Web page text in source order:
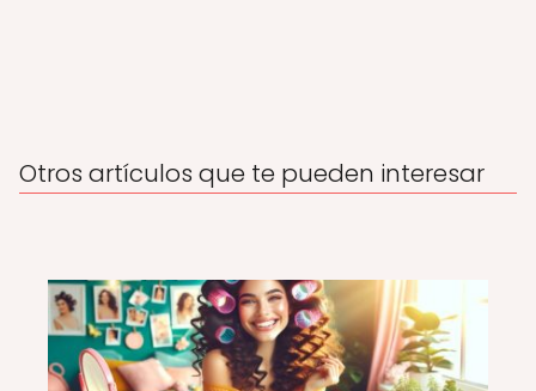
Otros artículos que te pueden interesar